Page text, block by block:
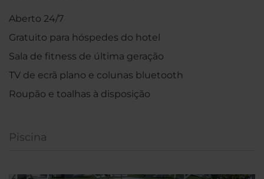
Aberto 24/7
Gratuito para hóspedes do hotel
Sala de fitness de última geração
TV de ecrã plano e colunas bluetooth
Roupão e toalhas à disposição
Piscina